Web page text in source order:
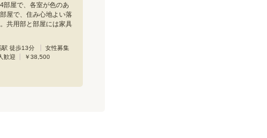
部屋で、各室が色のあ
屋で、住み心地よい落
共用部と部屋には家具
なシェアハウス。ここ
治安が良く住みやすい
駅 徒歩13分
女性募集
歓迎
￥38,500